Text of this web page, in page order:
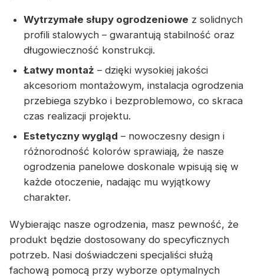
Wytrzymałe słupy ogrodzeniowe z solidnych
profili stalowych – gwarantują stabilność oraz
długowieczność konstrukcji.
Łatwy montaż – dzięki wysokiej jakości
akcesoriom montażowym, instalacja ogrodzenia
przebiega szybko i bezproblemowo, co skraca
czas realizacji projektu.
Estetyczny wygląd – nowoczesny design i
różnorodność kolorów sprawiają, że nasze
ogrodzenia panelowe doskonale wpisują się w
każde otoczenie, nadając mu wyjątkowy
charakter.
Wybierając nasze ogrodzenia, masz pewność, że
produkt będzie dostosowany do specyficznych
potrzeb. Nasi doświadczeni specjaliści służą
fachową pomocą przy wyborze optymalnych